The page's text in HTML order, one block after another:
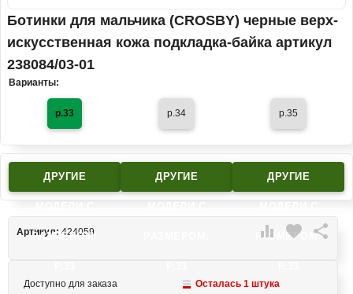
Ботинки для мальчика (CROSBY) черные верх-
искусственная кожа подкладка-байка артикул
238084/03-01
Варианты:
р.33 р.34 р.35
ДРУГИЕ
РАЗМЕРОМ:
ДРУГИЕ ДРУГИЕ
РАЗМЕРОМ:
 favorite 
Артикул: 424059
Доступно для заказа
Осталась 1 штука